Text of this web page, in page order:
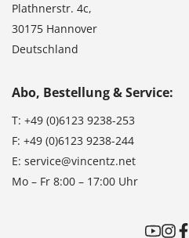
Plathnerstr. 4c,
30175 Hannover
Deutschland
Abo, Bestellung & Service:
T: +49 (0)6123 9238-253
F: +49 (0)6123 9238-244
E: service@vincentz.net
Mo – Fr 8:00 – 17:00 Uhr